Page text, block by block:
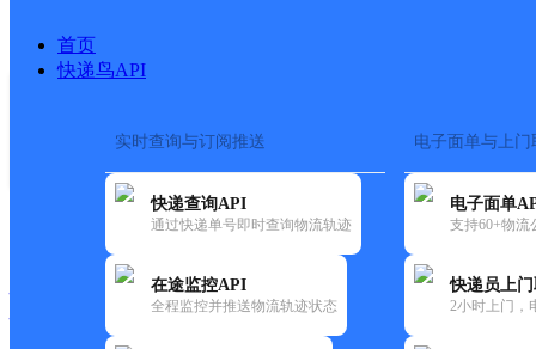
首页
快递鸟API
实时查询与订阅推送
快递查询API
通过快递单号即时查询物流轨迹
在途监控API
全程监控并推送物流轨迹状态
电子面单与上门
电子面单
支持60+物流
快递员上
2小时上门，
快运大全 快递时效